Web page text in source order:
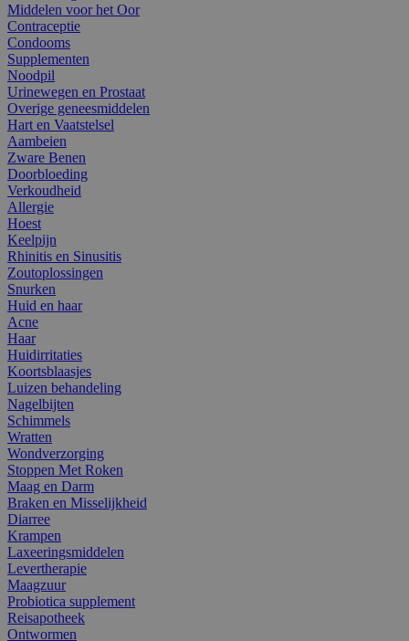
Middelen voor het Oor
Contraceptie
Condooms
Supplementen
Noodpil
Urinewegen en Prostaat
Overige geneesmiddelen
Hart en Vaatstelsel
Aambeien
Zware Benen
Doorbloeding
Verkoudheid
Allergie
Hoest
Keelpijn
Rhinitis en Sinusitis
Zoutoplossingen
Snurken
Huid en haar
Acne
Haar
Huidirritaties
Koortsblaasjes
Luizen behandeling
Nagelbijten
Schimmels
Wratten
Wondverzorging
Stoppen Met Roken
Maag en Darm
Braken en Misselijkheid
Diarree
Krampen
Laxeeringsmiddelen
Levertherapie
Maagzuur
Probiotica supplement
Reisapotheek
Ontwormen